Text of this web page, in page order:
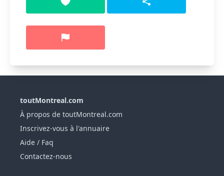
toutMontreal.com
À propos de toutMontreal.com
Inscrivez-vous à l'annuaire
Aide / Faq
Contactez-nous